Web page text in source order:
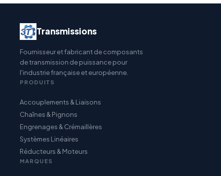
Transmissions
Fournisseur et fabricant de composants
de transmission de puissance pour
l'industrie française et européenne.
PRODUITS
Accouplements & Liaisons
Chaînes & Pignons
Engrenages & Crémaillères
Systèmes Linéaires
Réducteurs & Moteurs
MARQUES